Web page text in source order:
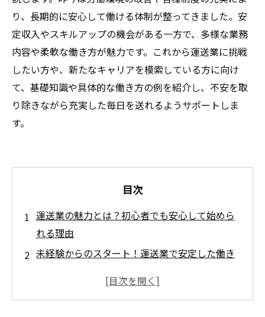
り、長期的に安心して働ける体制が整ってきました。安
定収入やスキルアップの機会がある一方で、多様な業務
内容や柔軟な働き方が魅力です。これから運送業に挑戦
したい方や、新たなキャリアを模索している方に向け
て、基礎知識や具体的な働き方の例を紹介し、不安を取
り除きながら充実した毎日を送れるようサポートしま
す。
目次
運送業の魅力とは？初心者でも安心して始めら
れる理由
未経験からのスタート！運送業で安定した働き
労働環境の改善で変わる運送業の未来とその安